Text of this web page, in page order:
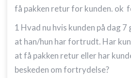
få pakken retur for kunden. ok
1 Hvad nu hvis kunden på dag
at han/hun har fortrudt. Har
at få pakken retur eller har
beskeden om fortrydelse?